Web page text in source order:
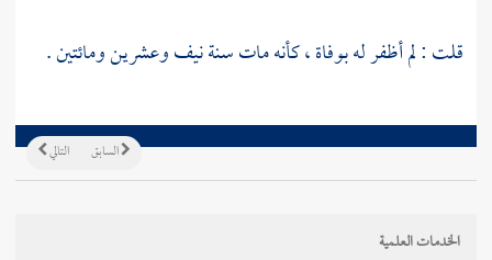
قلت : لم أظفر له بوفاة ، كأنه مات سنة نيف وعشرين ومائتين .
التالي السابق
الخدمات العلمية